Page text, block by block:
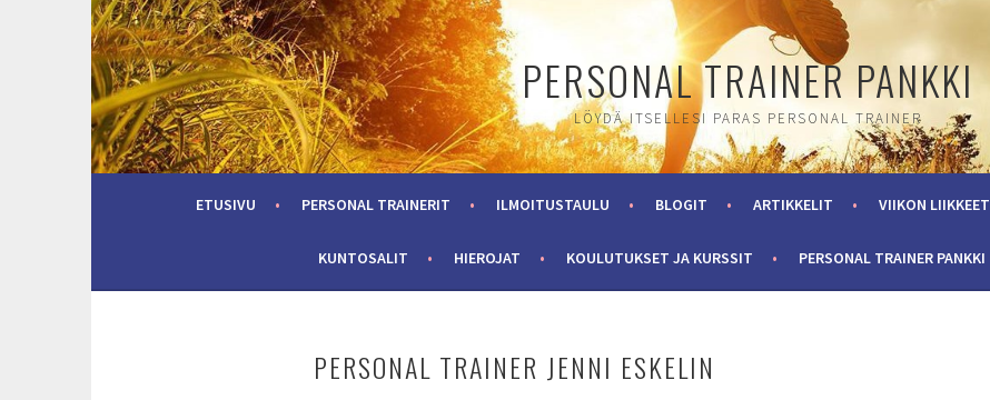
Skip
to
content
PERSONAL TRAINER PANKKI
LÖYDÄ ITSELLESI PARAS PERSONAL TRAINER
ETUSIVU PERSONAL TRAINERIT ILMOITUSTAULU BLOGIT ARTIKKELIT VIIKON LIIKKEET
KUNTOSALIT HIEROJAT KOULUTUKSET JA KURSSIT PERSONAL TRAINER PANKKI
PERSONAL TRAINER JENNI ESKELIN